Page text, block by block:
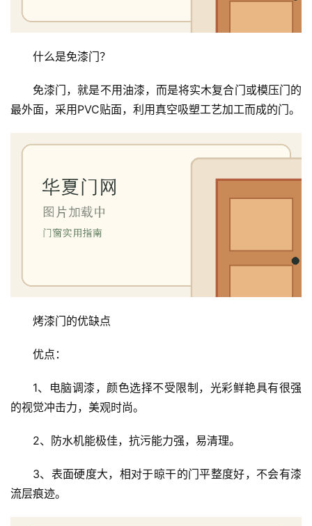
什么是免漆门？
免漆门，就是不用油漆，而是将实木复合门或模压门的
最外面，采用PVC贴面，利用真空吸塑工艺加工而成的门。
烤漆门的优缺点
优点：
1、电脑调漆，颜色选择不受限制，光彩鲜艳具有很强
的视觉冲击力，美观时尚。
2、防水机能极佳，抗污能力强，易清理。
3、表面硬度大，相对于晾干的门平整度好，不会有漆
流层痕迹。